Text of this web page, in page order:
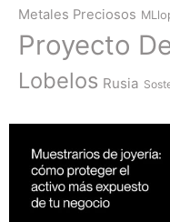
Metales Preciosos
Proyecto
Lobelos Rusia